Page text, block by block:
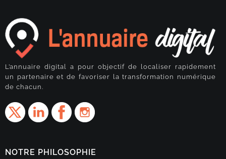
L’annuaire digital a pour objectif de localiser rapidement
un partenaire et de favoriser la transformation numérique
de chacun.
NOTRE PHILOSOPHIE